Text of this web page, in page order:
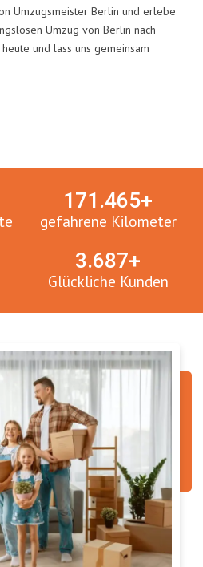
Umzugsmeister Berlin und erlebe
Umzug von Berlin nach
und lass uns gemeinsam
gefahrene Kilometer
171.465+
Glückliche Kunden
3.765+